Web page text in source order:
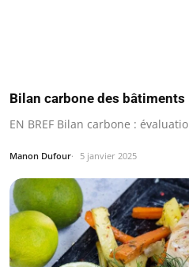
Bilan carbone des
EN BREF Bilan carbone :
Manon Dufour 5 janvier 2025